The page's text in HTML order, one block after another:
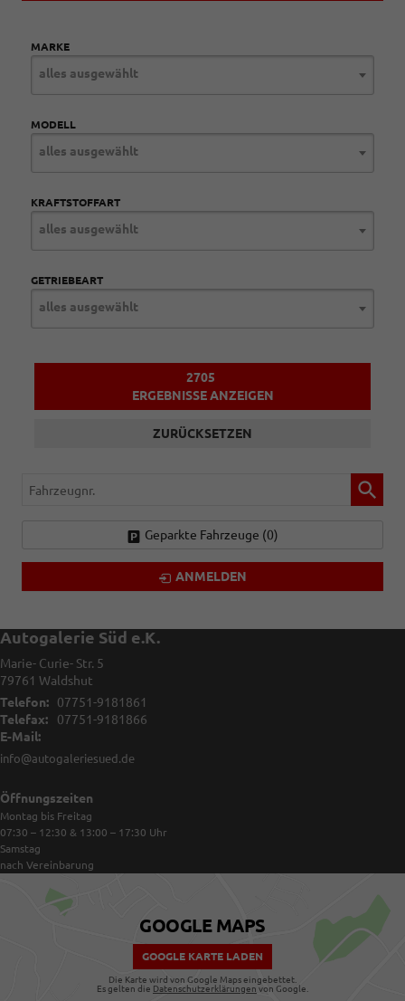
MARKE
alles ausgewählt
MODELL
alles ausgewählt
KRAFTSTOFFART
alles ausgewählt
GETRIEBEART
alles ausgewählt
2705
ERGEBNISSE ANZEIGEN
ZURÜCKSETZEN
Fahrzeugnr.
Geparkte Fahrzeuge (0)
ANMELDEN
Autogalerie Süd e.K.
Marie- Curie- Str. 5
79761 Waldshut
Telefon:
07751-9181861
Telefax:
07751-9181866
E-Mail:
info@autogaleriesued.de
Öffnungszeiten
Montag bis Freitag
07:30 – 12:30 & 13:00 – 17:30 Uhr
Samstag
nach Vereinbarung
GOOGLE MAPS
GOOGLE KARTE LADEN
Die Karte wird von Google Maps eingebettet.
Es gelten die Datenschutzerklärungen von Google.